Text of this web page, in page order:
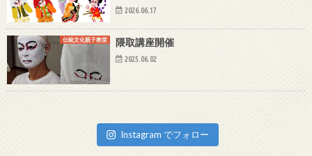
2026.06.17
伝統文化親子教室 隈取講座開催
2025.06.02
Instagram でフォロー